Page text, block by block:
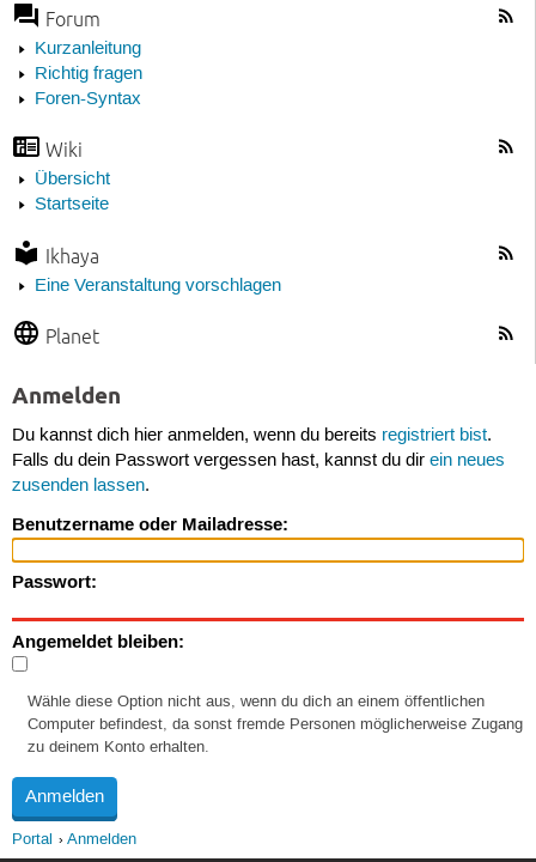
Forum
Kurzanleitung
Richtig fragen
Foren-Syntax
Wiki
Übersicht
Startseite
Ikhaya
Eine Veranstaltung vorschlagen
Planet
Anmelden
Du kannst dich hier anmelden, wenn du bereits registriert bist.
Falls du dein Passwort vergessen hast, kannst du dir ein neues
zusenden lassen.
Benutzername oder Mailadresse:
Passwort:
Angemeldet bleiben:
Wähle diese Option nicht aus, wenn du dich an einem öffentlichen
Computer befindest, da sonst fremde Personen möglicherweise Zugang
zu deinem Konto erhalten.
Portal Anmelden